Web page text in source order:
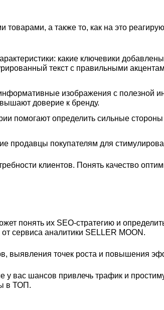
а также то, как на это
какие ключевики добавлены
текст с правильными
изображения с полезной
доверие к бренду.
помогают определить сильные
продавцы покупателям для
клиентов. Понять качество
понять их SEO-стратегию и
от сервиса аналитики SELLER MOON.
выявления точек роста и повышения
вас шансов привлечь трафик и
в ТОП.